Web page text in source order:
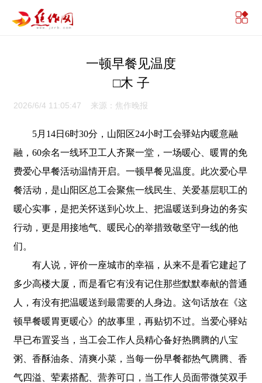
一顿早餐见温度
□木 子
2026/6/4 11:05:47 来源：焦作晚报
5月14日6时30分，山阳区24小时工会驿站内暖意融
融，60余名一线环卫工人齐聚一堂，一场暖心、暖胃的免
费爱心早餐活动温情开启。一顿早餐见温度。此次爱心早
餐活动，是山阳区总工会聚焦一线民生、关爱基层职工的
暖心实事，是把关怀送到心坎上、把温暖送到身边的务实
行动，更是用接地气、暖民心的举措致敬坚守一线的他
们。
有人说，评价一座城市的幸福，从来不是看它建起了
多少高楼大厦，而是看它有没有记住那些默默奉献的普通
人，有没有把温暖送到最需要的人身边。这句话放在《这
顿早餐暖胃更暖心》的故事里，再贴切不过。当爱心驿站
早已布置妥当，当工会工作人员精心备好热腾腾的八宝
粥、香酥油条、清爽小菜，当每一份早餐都热气腾腾、香
气四溢、荤素搭配、营养可口，当工作人员面带微笑双手